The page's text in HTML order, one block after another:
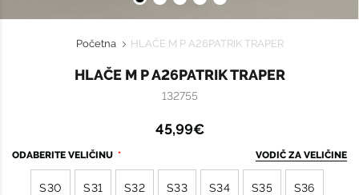
Početna HLAČE M P A26PATRIK TRAPER
HLAČE M P A26PATRIK TRAPER
132755
45,99€
ODABERITE VELIČINU VODIČ ZA VELIČINE
S30 S31 S32 S33 S34 S35 S36